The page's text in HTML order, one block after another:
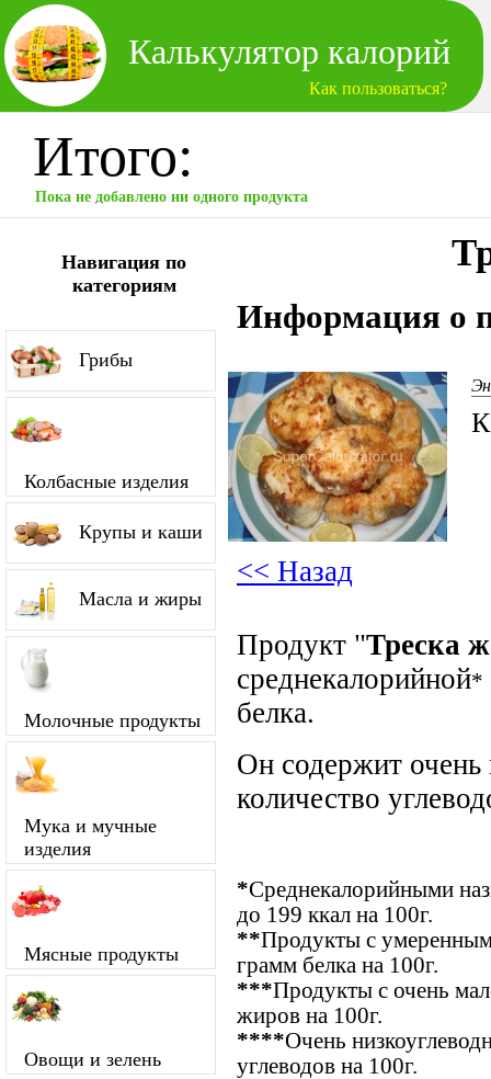
Калькулятор калорий
Как пользоваться?
Итого:
Пока не добавлено ни одного продукта
Навигация по
категориям
Грибы
Колбасные изделия
Крупы и каши
Масла и жиры
Молочные продукты
Мука и мучные
изделия
Мясные продукты
Овощи и зелень
Информация о
<< Назад
Продукт "Треска
среднекалорийной*
белка.
Он содержит очень
количество
*Среднекалорийными
до 199 ккал на 100г.
**Продукты с
грамм белка на 100г.
***Продукты с очень
жиров на 100г.
****Очень
углеводов на 100г.